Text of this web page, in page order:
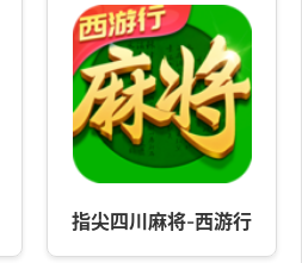
指尖四川麻将-西游行